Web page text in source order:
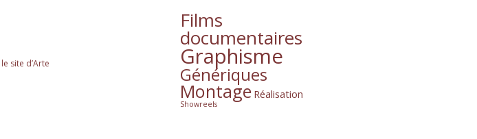
le site d’Arte
Films
documentaires
Graphisme
Génériques
Montage Réalisation
Showreels